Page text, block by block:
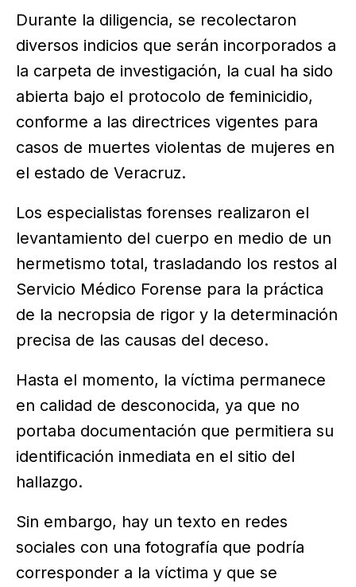
Durante la diligencia, se recolectaron
diversos indicios que serán incorporados a
la carpeta de investigación, la cual ha sido
abierta bajo el protocolo de feminicidio,
conforme a las directrices vigentes para
casos de muertes violentas de mujeres en
el estado de Veracruz.
Los especialistas forenses realizaron el
levantamiento del cuerpo en medio de un
hermetismo total, trasladando los restos al
Servicio Médico Forense para la práctica
de la necropsia de rigor y la determinación
precisa de las causas del deceso.
Hasta el momento, la víctima permanece
en calidad de desconocida, ya que no
portaba documentación que permitiera su
identificación inmediata en el sitio del
hallazgo.
Sin embargo, hay un texto en redes
sociales con una fotografía que podría
corresponder a la víctima y que se